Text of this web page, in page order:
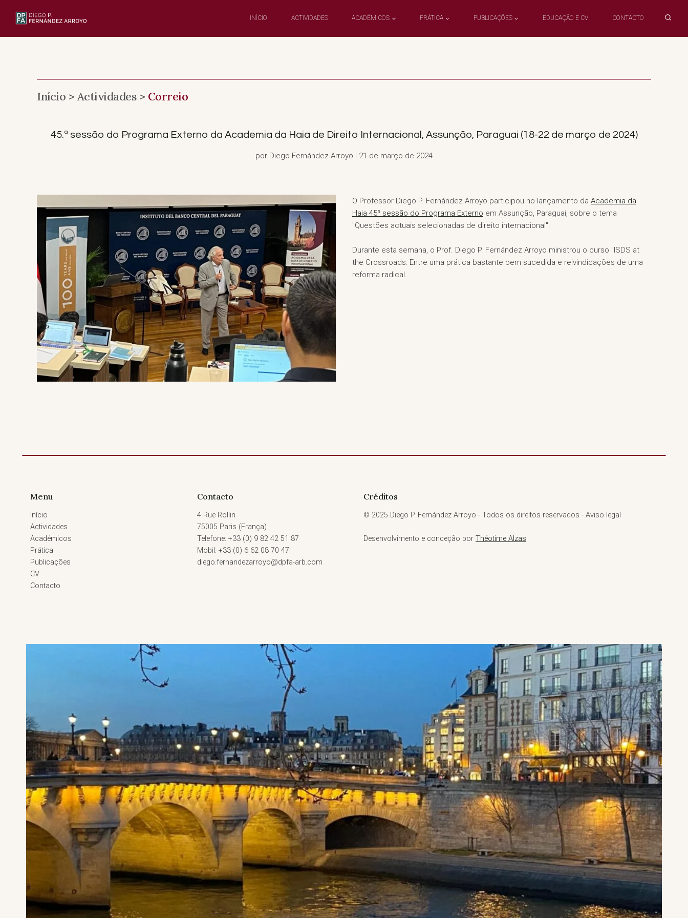
INÍCIO ACTIVIDADES ACADÉMICOS PRÁTICA PUBLICAÇÕES EDUCAÇÃO E CV CONTACTO
Início >Actividades > Correio
45.ª sessão do Programa Externo da Academia da Haia de Direito Internacional, Assunção, Paraguai (18-22 de março de 2024)
por Diego Fernández Arroyo | 21 de março de 2024
O Professor Diego P. Fernández Arroyo participou no lançamento da Academia da
Haia 45ª sessão do Programa Externo em Assunção, Paraguai, sobre o tema
"Questões actuais selecionadas de direito internacional".
Durante esta semana, o Prof. Diego P. Fernández Arroyo ministrou o curso "ISDS at
the Crossroads: Entre uma prática bastante bem sucedida e reivindicações de uma
reforma radical.
Menu
Início
Actividades
Académicos
Prática
Publicações
CV
Contacto
Contacto
4 Rue Rollin
75005 Paris (França)
Telefone: +33 (0) 9 82 42 51 87
Mobil: +33 (0) 6 62 08 70 47
diego.fernandezarroyo@dpfa-arb.com
Créditos
© 2025 Diego P. Fernández Arroyo - Todos os direitos reservados - Aviso legal
Desenvolvimento e conceção por Théotime Alzas